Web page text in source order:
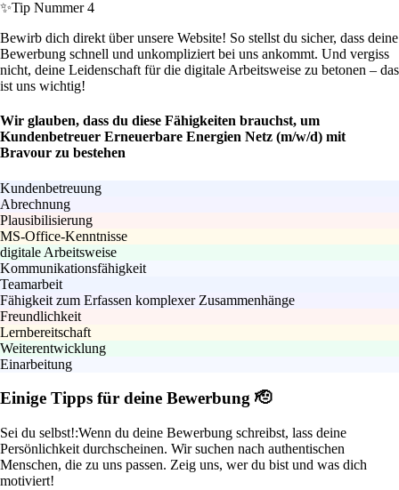
✨Tip Nummer 4
Bewirb dich direkt über unsere Website! So stellst du sicher, dass deine
Bewerbung schnell und unkompliziert bei uns ankommt. Und vergiss
nicht, deine Leidenschaft für die digitale Arbeitsweise zu betonen – das
ist uns wichtig!
Wir glauben, dass du diese Fähigkeiten brauchst, um
Kundenbetreuer Erneuerbare Energien Netz (m/w/d) mit
Bravour zu bestehen
Kundenbetreuung
Abrechnung
Plausibilisierung
MS-Office-Kenntnisse
digitale Arbeitsweise
Kommunikationsfähigkeit
Teamarbeit
Fähigkeit zum Erfassen komplexer Zusammenhänge
Freundlichkeit
Lernbereitschaft
Weiterentwicklung
Einarbeitung
Einige Tipps für deine Bewerbung 🫡
Sei du selbst!:Wenn du deine Bewerbung schreibst, lass deine
Persönlichkeit durchscheinen. Wir suchen nach authentischen
Menschen, die zu uns passen. Zeig uns, wer du bist und was dich
motiviert!